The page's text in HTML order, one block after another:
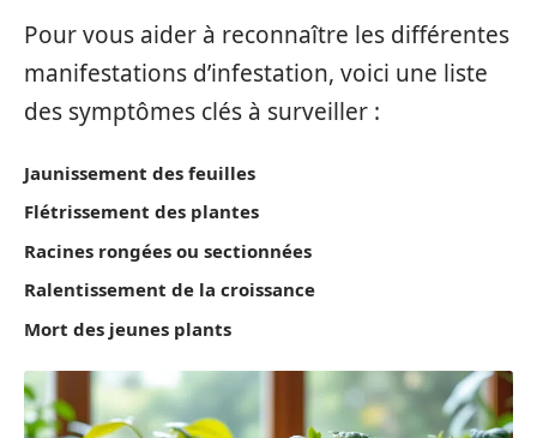
Pour vous aider à reconnaître les différentes
manifestations d’infestation, voici une liste
des symptômes clés à surveiller :
Jaunissement des feuilles
Flétrissement des plantes
Racines rongées ou sectionnées
Ralentissement de la croissance
Mort des jeunes plants